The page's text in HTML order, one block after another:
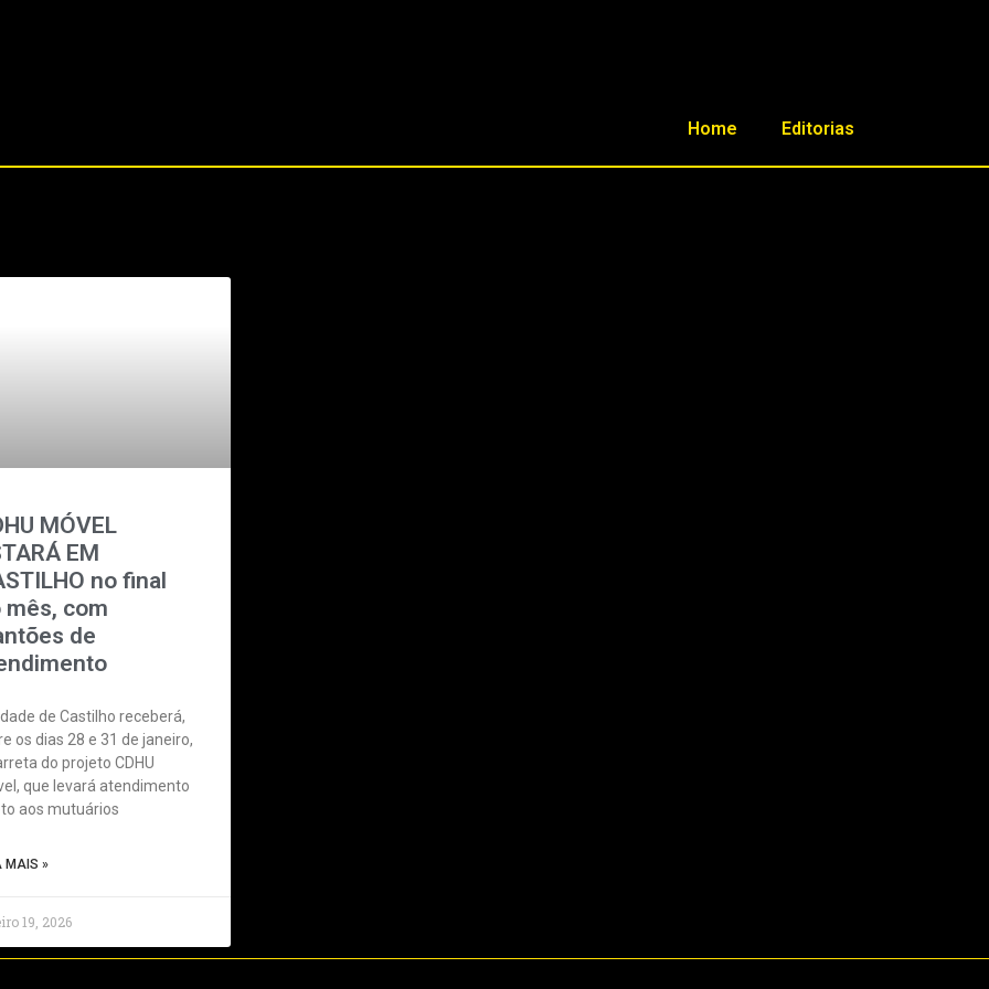
Home Editorias
MÓVEL
EM
no final
mês, com
de
de Castilho receberá,
os dias 28 e 31 de janeiro,
do projeto CDHU
que levará atendimento
aos mutuários
MAIS »
19, 2026